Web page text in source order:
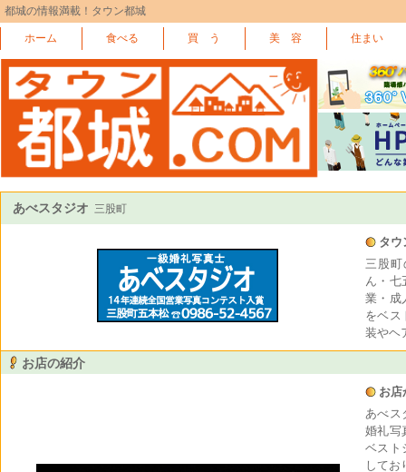
都城の情報満載！タウン都城
ホーム 食べる 買 う 美 容 住まい
あべスタジオ 三股町
タウ
三股町
ん・七
業・成
をベス
装やヘ
お店の紹介
お店
あべス
婚礼写
ベスト
してお